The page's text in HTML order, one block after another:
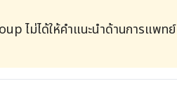
ไม่ได้ให้คำแนะนำด้านการแพทย์